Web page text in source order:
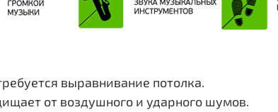
выравнивание потолка.
от воздушного и ударного шумов.